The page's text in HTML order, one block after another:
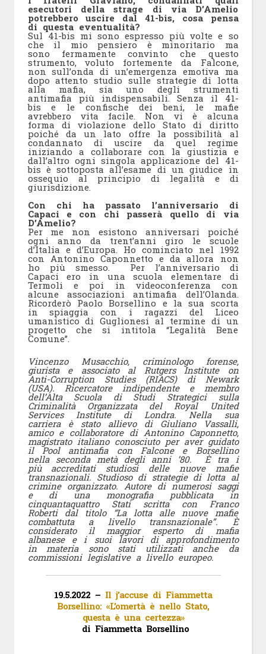
esecutori della strage di via D’Amelio
potrebbero uscire dal 41-bis, cosa pensa
di questa eventualità?
Sul 41-bis mi sono espresso più volte e so
che il mio pensiero è minoritario ma
sono fermamente convinto che questo
strumento, voluto fortemente da Falcone,
non sull’onda di un’emergenza emotiva ma
dopo attento studio sulle strategie di lotta
alla mafia, sia uno degli strumenti
antimafia più indispensabili. Senza il 41-
bis e le confische dei beni, le mafie
avrebbero vita facile. Non vi è alcuna
forma di violazione dello Stato di diritto
poiché da un lato offre la possibilità al
condannato di uscire da quel regime
iniziando a collaborare con la giustizia e
dall’altro ogni singola applicazione del 41-
bis è sottoposta all’esame di un giudice in
ossequio al principio di legalità e di
giurisdizione.
Con chi ha passato l’anniversario di
Capaci e con chi passerà quello di via
D’Amelio?
Per me non esistono anniversari poiché
ogni anno da trent’anni giro le scuole
d’Italia e d’Europa. Ho cominciato nel 1992
con Antonino Caponnetto e da allora non
ho più smesso. Per l’anniversario di
Capaci ero in una scuola elementare di
Termoli e poi in videoconferenza con
alcune associazioni antimafia dell’Olanda.
Ricorderò Paolo Borsellino e la sua scorta
in spiaggia con i ragazzi del Liceo
umanistico di Guglionesi al termine di un
progetto che si intitola “Legalità Bene
Comune”.
Vincenzo Musacchio, criminologo forense,
giurista e associato al Rutgers Institute on
Anti-Corruption Studies (RIACS) di Newark
(USA). Ricercatore indipendente e membro
dell’Alta Scuola di Studi Strategici sulla
Criminalità Organizzata del Royal United
Services Institute di Londra. Nella sua
carriera è stato allievo di Giuliano Vassalli,
amico e collaboratore di Antonino Caponnetto,
magistrato italiano conosciuto per aver guidato
il Pool antimafia con Falcone e Borsellino
nella seconda metà degli anni ’80. È tra i
più accreditati studiosi delle nuove mafie
transnazionali. Studioso di strategie di lotta al
crimine organizzato. Autore di numerosi saggi
e di una monografia pubblicata in
cinquantaquattro Stati scritta con Franco
Roberti dal titolo “La lotta alle nuove mafie
combattuta a livello transnazionale”. È
considerato il maggior esperto di mafia
albanese e i suoi lavori di approfondimento
in materia sono stati utilizzati anche da
commissioni legislative a livello europeo.
19.5.2022 – Il j’accuse di Fiammetta
Borsellino: «L’omertà è nello Stato,
questa è una certezza»
di Fiammetta Borsellino